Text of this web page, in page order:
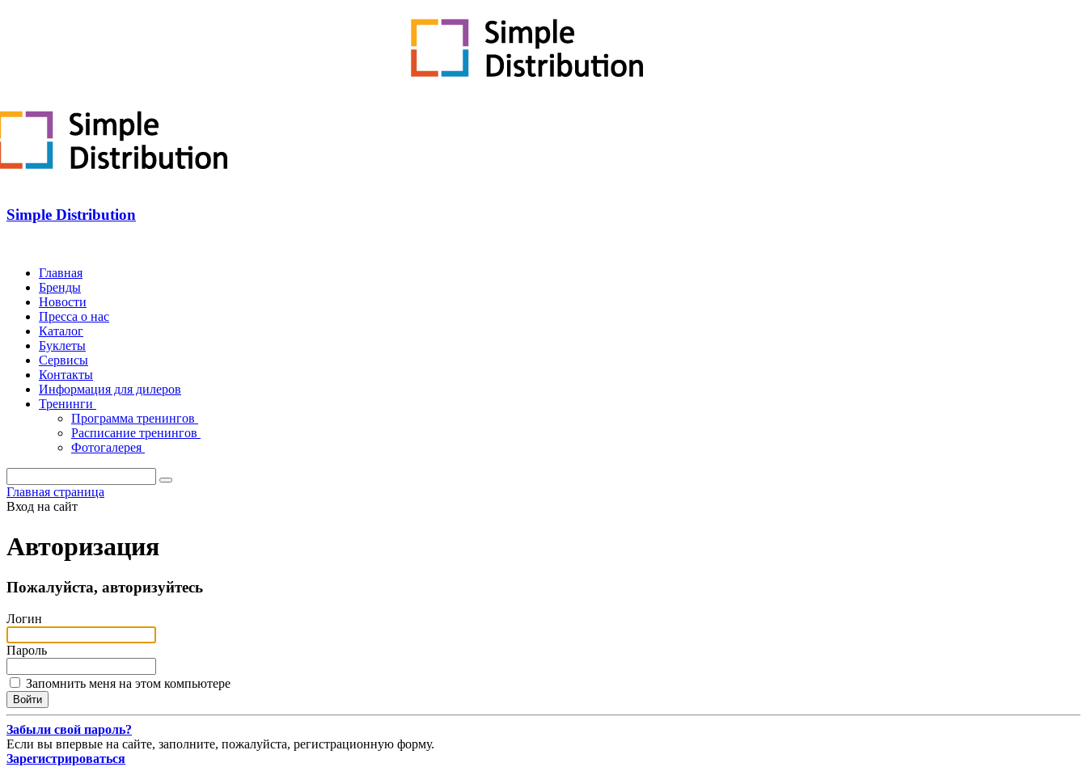
Simple Distribution
Главная
Бренды
Новости
Пресса о нас
Каталог
Буклеты
Сервисы
Контакты
Информация для дилеров
Тренинги
Программа тренингов
Расписание тренингов
Фотогалерея
Главная страница
Вход на сайт
Авторизация
Пожалуйста, авторизуйтесь
Логин
Пароль
Запомнить меня на этом компьютере
Забыли свой пароль?
Если вы впервые на сайте, заполните, пожалуйста, регистрационную форму.
Зарегистрироваться